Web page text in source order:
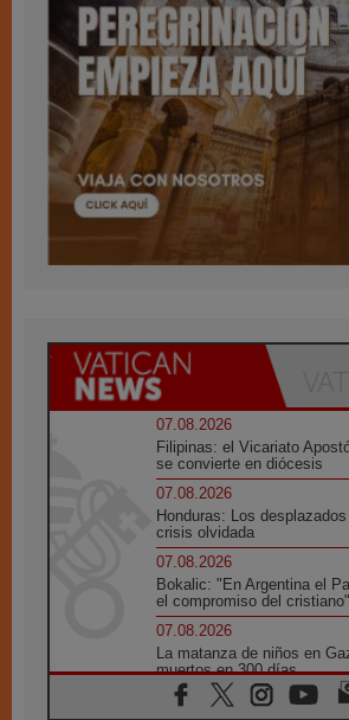
07.08.2026
Filipinas: el Vicariato
se convierte en diócesis
07.08.2026
Honduras: Los
crisis olvidada
07.08.2026
Bokalic: "En Argentina el
el compromiso del cristiano"
07.08.2026
La matanza de niños en
muertos en 300 días
07.08.2026